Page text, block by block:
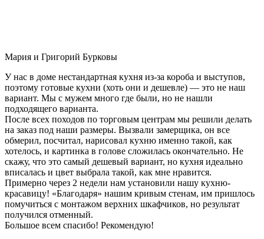
Мария и Григорий Бурковы
У нас в доме нестандартная кухня из-за короба и выступов,
поэтому готовые кухни (хоть они и дешевле) — это не наш
вариант. Мы с мужем много где были, но не нашли
подходящего варианта.
После всех походов по торговым центрам мы решили делать
на заказ под наши размеры. Вызвали замерщика, он все
обмерил, посчитал, нарисовал кухню именно такой, как
хотелось, и картинка в голове сложилась окончательно. Не
скажу, что это самый дешевый вариант, но кухня идеально
вписалась и цвет выбрала такой, как мне нравится.
Примерно через 2 недели нам установили нашу кухню-
красавицу! «Благодаря» нашим кривым стенам, им пришлось
помучиться с монтажом верхних шкафчиков, но результат
получился отменный.
Большое всем спасибо! Рекомендую!